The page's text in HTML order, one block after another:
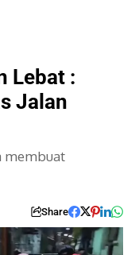
Lebat :
Jalan
membuat
Share